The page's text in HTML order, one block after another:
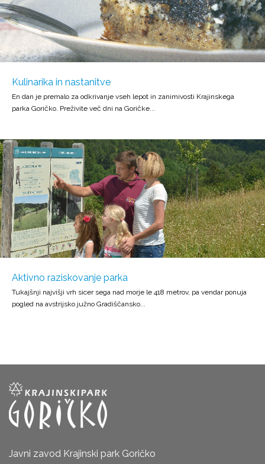
Kulinarika in nastanitve
En dan je premalo za odkrivanje vseh lepot in zanimivosti Krajinskega
parka Goričko. Preživite več dni na Goričke...
Aktivno raziskovanje parka
Tukajšnji najvišji vrh sicer sega nad morje le 418 metrov, pa vendar ponuja
pogled na avstrijsko južno Gradiščansko...
Javni zavod Krajinski park Goričko